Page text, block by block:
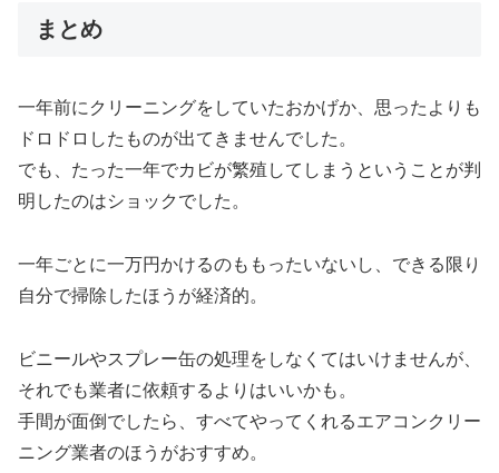
まとめ
一年前にクリーニングをしていたおかげか、思ったよりも
ドロドロしたものが出てきませんでした。
でも、たった一年でカビが繁殖してしまうということが判
明したのはショックでした。
一年ごとに一万円かけるのももったいないし、できる限り
自分で掃除したほうが経済的。
ビニールやスプレー缶の処理をしなくてはいけませんが、
それでも業者に依頼するよりはいいかも。
手間が面倒でしたら、すべてやってくれるエアコンクリー
ニング業者のほうがおすすめ。